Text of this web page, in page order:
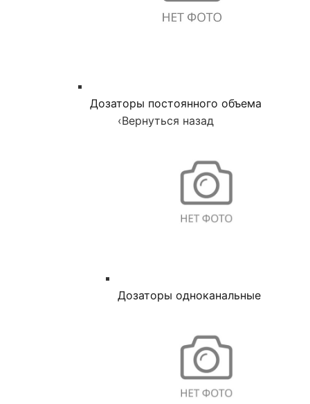
Дозаторы постоянного объема
‹Вернуться назад
Дозаторы одноканальные